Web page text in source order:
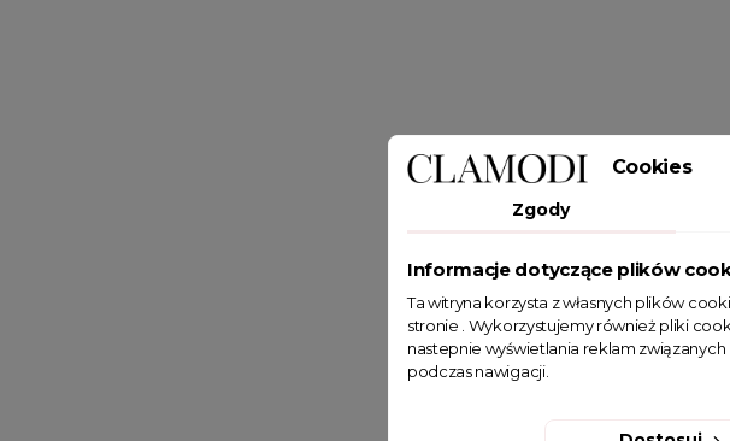
Cookies
Zgody
Informacje dotyczące plików
Ta witryna korzysta z własnych plików
stronie . Wykorzystujemy również pliki
nastepnie wyświetlania reklam
podczas nawigacji.